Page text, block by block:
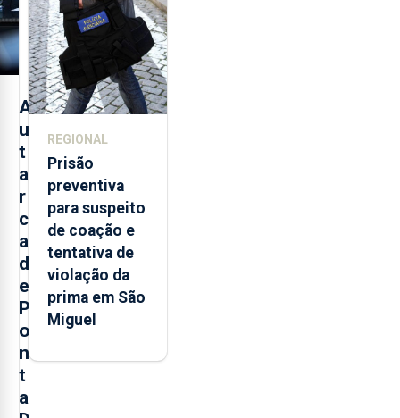
A
u
t
a
r
c
a
d
e
P
o
n
t
a
de infrassons
dos Açores
REGIONAL
Prisão
preventiva
para suspeito
de coação e
tentativa de
violação da
prima em São
Miguel